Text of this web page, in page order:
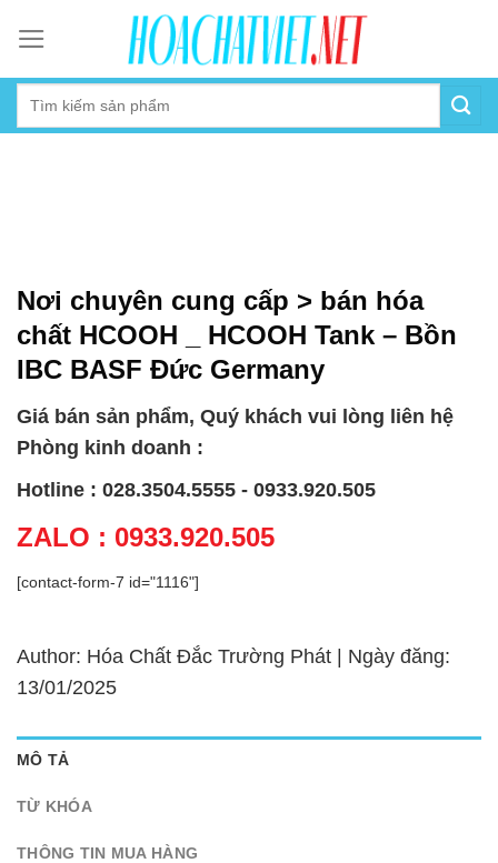
content
Nơi chuyên cung cấp > bán hóa
chất HCOOH _ HCOOH Tank – Bồn
IBC BASF Đức Germany
Giá bán sản phẩm, Quý khách vui lòng liên hệ
Phòng kinh doanh :
Hotline : 028.3504.5555 - 0933.920.505
ZALO : 0933.920.505
[contact-form-7 id="1116"]
Author: Hóa Chất Đắc Trường Phát | Ngày đăng:
13/01/2025
MÔ TẢ
TỪ KHÓA
THÔNG TIN MUA HÀNG